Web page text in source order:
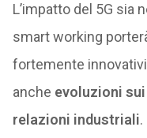
L’impatto del 5G sia
smart working
fortemente
anche evoluzioni
relazioni industriali